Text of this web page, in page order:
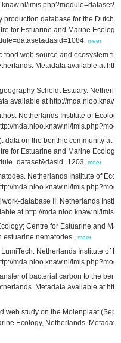
production database for the Dutch
for Estuarine and Marine
meer
food web source and ecosystem
Metadata available at
Scheldt Estuary.
available at http://
Netherlands Institute of
mda.nioo.knaw.nl/
data on the benthic community at
for Estuarine and Marine
meer
Netherlands Institute of
mda.nioo.knaw.nl/
database II. Netherlands
at http://mda.nioo.knaw.nl/
Centre for Estuarine and
estuarine nematodes., meer
Netherlands Institute of
mda.nioo.knaw.nl/
of bacterial carbon to the
Metadata available at
web study on the Molenplaat
Ecology, Netherlands.